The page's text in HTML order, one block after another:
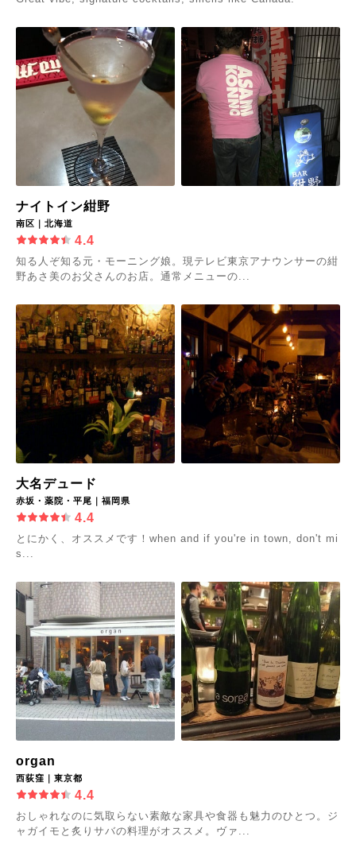
ナイトイン紺野
南区｜北海道
4.4
知る人ぞ知る元・モーニング娘。現テレビ東京アナウンサーの紺
野あさ美のお父さんのお店。通常メニューの...
大名デュード
赤坂・薬院・平尾｜福岡県
4.4
とにかく、オススメです！when and if you're in town, don't mi
s...
organ
西荻窪｜東京都
4.4
おしゃれなのに気取らない素敵な家具や食器も魅力のひとつ。ジ
ャガイモと炙りサバの料理がオススメ。ヴァ...